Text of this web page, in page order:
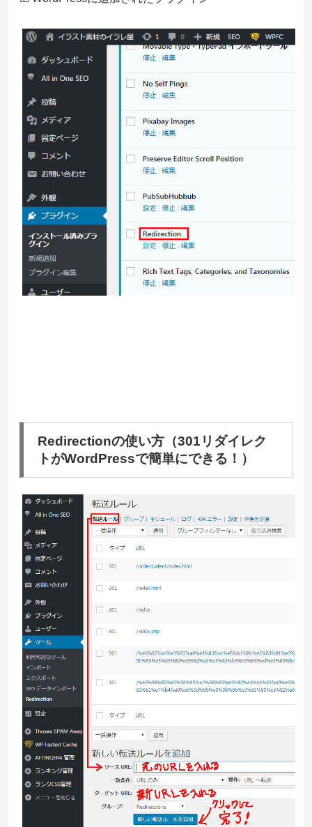
Redirectionの使い方（301リダイレク
トがWordPressで簡単にできる！）